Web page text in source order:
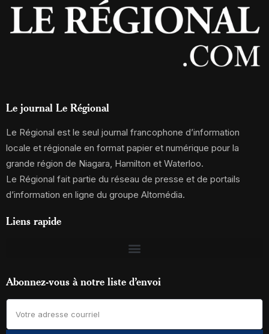
Le journal Le Régional
Le Régional est le seul journal francophone d’information
locale et régionale en format papier et numérique pour la
grande région de Niagara, Hamilton et Waterloo.
Le Régional fait partie du réseau de presse et de portails
d’information en ligne du groupe Altomédia.
Liens rapide
Abonnez-vous à notre liste d’envoi